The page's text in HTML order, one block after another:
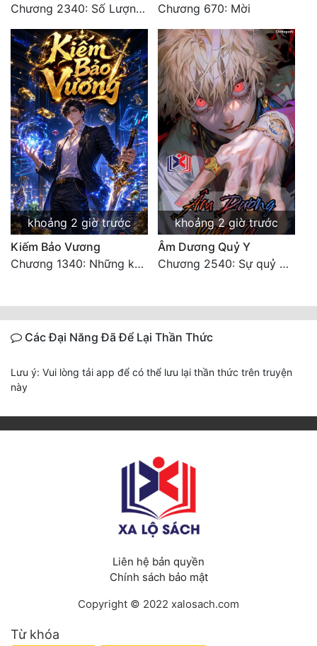
Chương 2340: Số Lượng Bất Túc!
Chương 670: Mời
khoảng 2 giờ trước
Kiếm Bảo Vương
Chương 1340: Những kẻ cướp có cánh
khoảng 2 giờ trước
Âm Dương Quỷ Y
Chương 2540: Sự quỷ dị của Lý Trường Phong
Các Đại Năng Đã Để Lại Thần Thức
Lưu ý: Vui lòng tải app để có thể lưu lại thần thức trên truyện
này
Liên hệ bản quyền
Chính sách bảo mật
Copyright © 2022 xalosach.com
Từ khóa